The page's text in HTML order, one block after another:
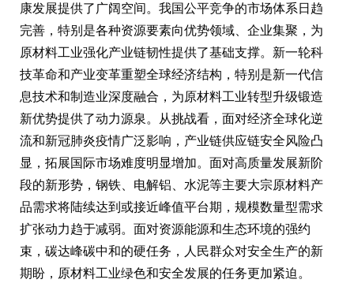
康发展提供了广阔空间。我国公平竞争的市场体系日趋
完善，特别是各种资源要素向优势领域、企业集聚，为
原材料工业强化产业链韧性提供了基础支撑。新一轮科
技革命和产业变革重塑全球经济结构，特别是新一代信
息技术和制造业深度融合，为原材料工业转型升级锻造
新优势提供了动力源泉。从挑战看，面对经济全球化逆
流和新冠肺炎疫情广泛影响，产业链供应链安全风险凸
显，拓展国际市场难度明显增加。面对高质量发展新阶
段的新形势，钢铁、电解铝、水泥等主要大宗原材料产
品需求将陆续达到或接近峰值平台期，规模数量型需求
扩张动力趋于减弱。面对资源能源和生态环境的强约
束，碳达峰碳中和的硬任务，人民群众对安全生产的新
期盼，原材料工业绿色和安全发展的任务更加紧迫。